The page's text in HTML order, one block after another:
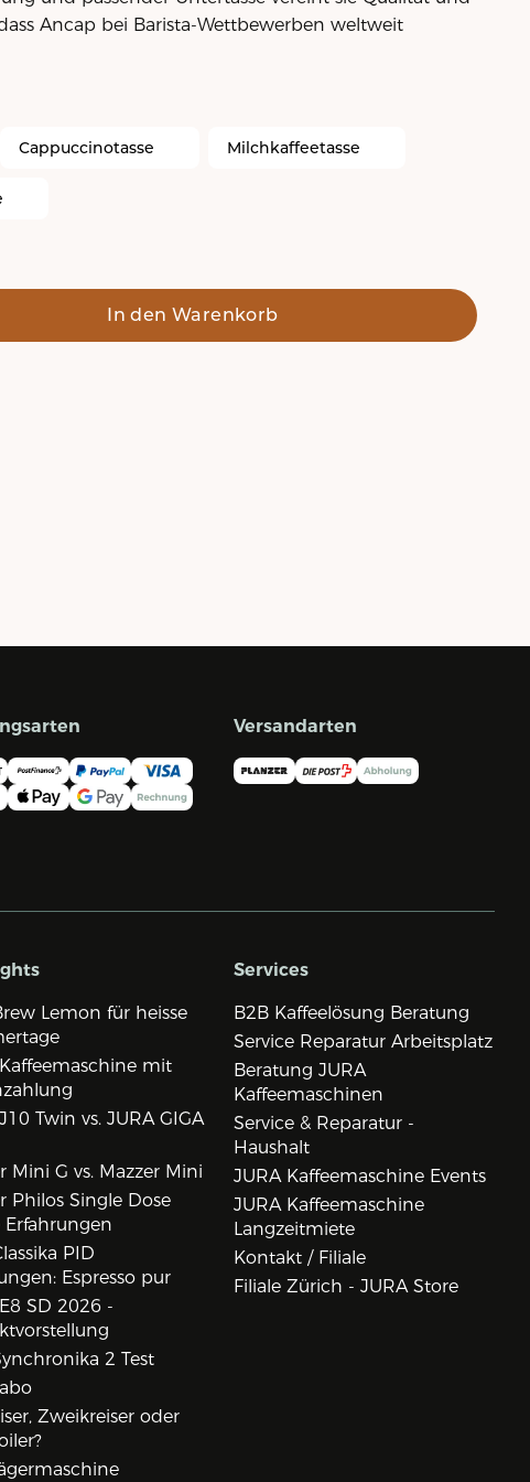
Ancap bei Barista-Wettbewerben weltweit
Cappuccinotasse Milchkaffeetasse
In den Warenkorb
Versandarten
Lemon für heisse
mit
Twin vs. JURA GIGA
Mini G vs. Mazzer Mini
Philos Single Dose
Erfahrungen
PID
Espresso pur
SD 2026 -
2 Test
Zweikreiser oder
Services
B2B Kaffeelösung Beratung
Service Reparatur Arbeitsplatz
Beratung JURA
Kaffeemaschinen
Service & Reparatur -
Haushalt
JURA Kaffeemaschine Events
JURA Kaffeemaschine
Langzeitmiete
Kontakt / Filiale
Filiale Zürich - JURA Store